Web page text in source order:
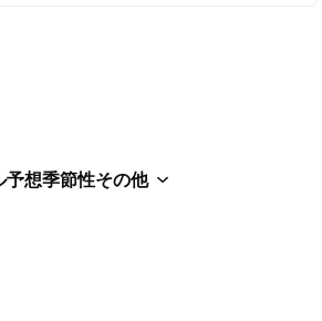
予想季節性その他